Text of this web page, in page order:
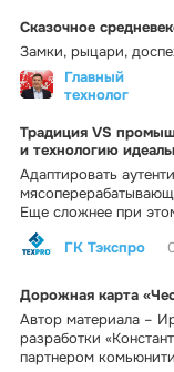
Сказочное
Замки, рыцари,
Главный
технолог
Традиция VS
и технологию
Адаптировать
Еще сложнее при
ГК Тэкспро
Дорожная карта
Автор материала –
разработки
партнером